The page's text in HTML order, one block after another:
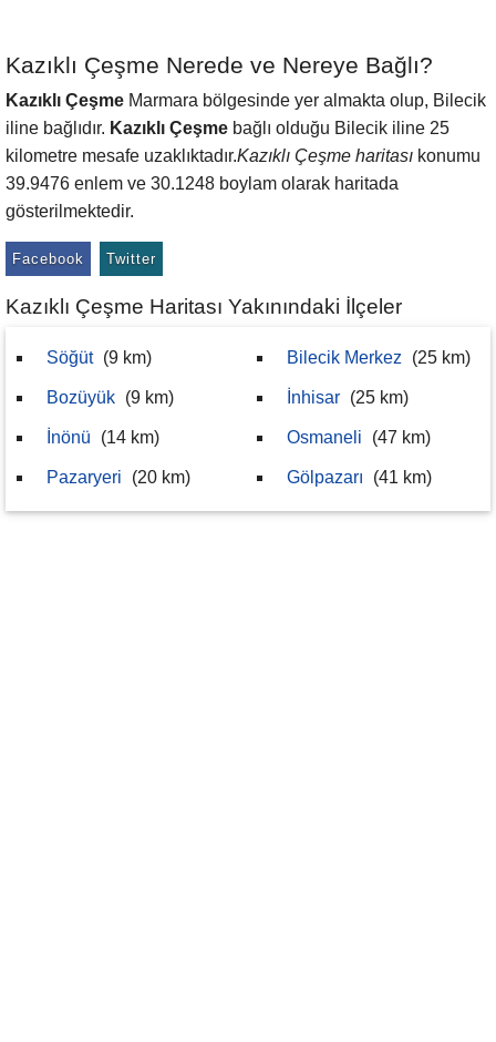
Kazıklı Çeşme Nerede ve Nereye Bağlı?
Kazıklı Çeşme Marmara bölgesinde yer almakta olup, Bilecik
iline bağlıdır. Kazıklı Çeşme bağlı olduğu Bilecik iline 25
kilometre mesafe uzaklıktadır.Kazıklı Çeşme haritası konumu
39.9476 enlem ve 30.1248 boylam olarak haritada
gösterilmektedir.
Facebook Twitter
Kazıklı Çeşme Haritası Yakınındaki İlçeler
Söğüt (9 km)
Bozüyük (9 km)
İnönü (14 km)
Pazaryeri (20 km)
Bilecik Merkez (25 km)
İnhisar (25 km)
Osmaneli (47 km)
Gölpazarı (41 km)